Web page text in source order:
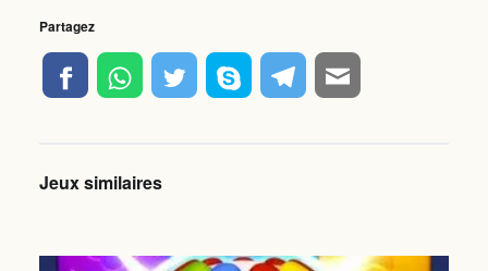
Partagez
Jeux similaires